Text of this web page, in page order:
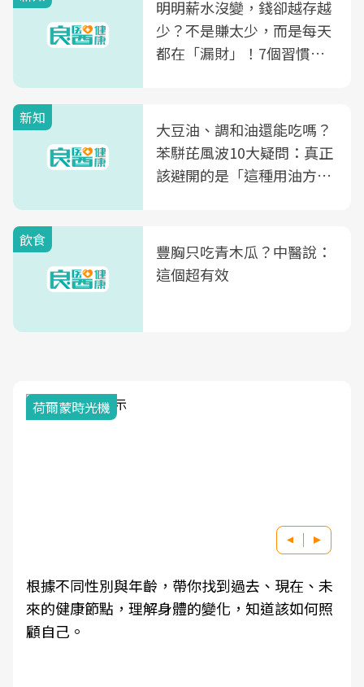
明明薪水沒變，錢卻越存越
少？不是賺太少，而是每天
都在「漏財」！7個習慣一
新知
大豆油、調和油還能吃嗎？
苯駢芘風波10大疑問：真正
該避開的是「這種用油方
飲食
豐胸只吃青木瓜？中醫說：
這個超有效
荷爾蒙時光機
根據不同性別與年齡，帶你找到過去、現在、未
來的健康節點，理解身體的變化，知道該如何照
顧自己。